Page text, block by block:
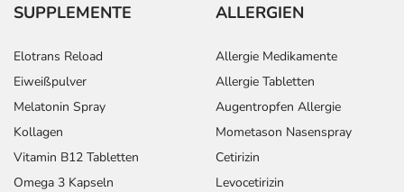
SUPPLEMENTE
Elotrans Reload
Eiweißpulver
Melatonin Spray
Kollagen
Vitamin B12 Tabletten
Omega 3 Kapseln
ALLERGIEN
Allergie Medikamente
Allergie Tabletten
Augentropfen Allergie
Mometason Nasenspray
Cetirizin
Levocetirizin